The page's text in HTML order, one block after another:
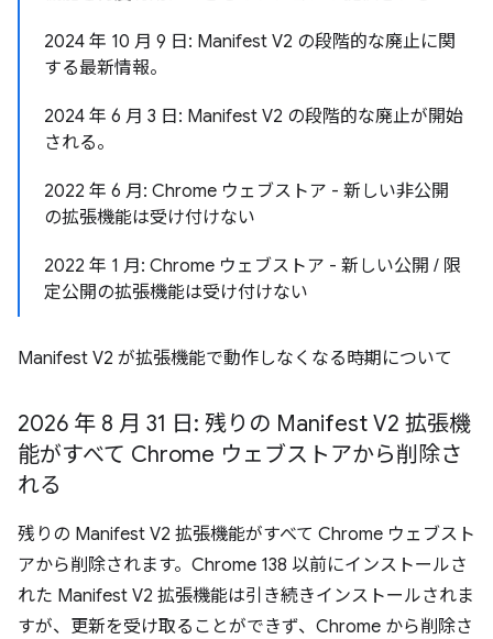
2024 年 10 月 9 日: Manifest V2 の段階的な廃止に関
する最新情報。
2024 年 6 月 3 日: Manifest V2 の段階的な廃止が開始
される。
2022 年 6 月: Chrome ウェブストア - 新しい非公開
の拡張機能は受け付けない
2022 年 1 月: Chrome ウェブストア - 新しい公開 / 限
定公開の拡張機能は受け付けない
Manifest V2 が拡張機能で動作しなくなる時期について
2026 年 8 月 31 日: 残りの Manifest V2 拡張機
能がすべて Chrome ウェブストアから削除さ
れる
残りの Manifest V2 拡張機能がすべて Chrome ウェブスト
アから削除されます。Chrome 138 以前にインストールさ
れた Manifest V2 拡張機能は引き続きインストールされま
すが、更新を受け取ることができず、Chrome から削除さ